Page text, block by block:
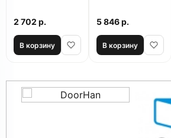
2 702 р.
В корзину
5 846 р.
В корзину